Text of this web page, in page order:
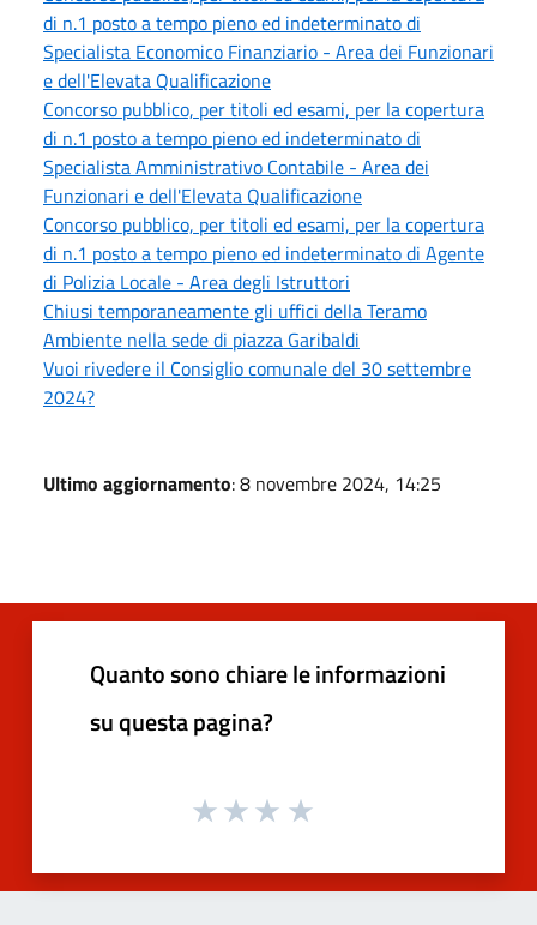
di n.1 posto a tempo pieno ed indeterminato di
Specialista Economico Finanziario - Area dei Funzionari
e dell'Elevata Qualificazione
Concorso pubblico, per titoli ed esami, per la copertura
di n.1 posto a tempo pieno ed indeterminato di
Specialista Amministrativo Contabile - Area dei
Funzionari e dell'Elevata Qualificazione
Concorso pubblico, per titoli ed esami, per la copertura
di n.1 posto a tempo pieno ed indeterminato di Agente
di Polizia Locale - Area degli Istruttori
Chiusi temporaneamente gli uffici della Teramo
Ambiente nella sede di piazza Garibaldi
Vuoi rivedere il Consiglio comunale del 30 settembre
2024?
Ultimo aggiornamento: 8 novembre 2024, 14:25
Quanto sono chiare le informazioni
su questa pagina?